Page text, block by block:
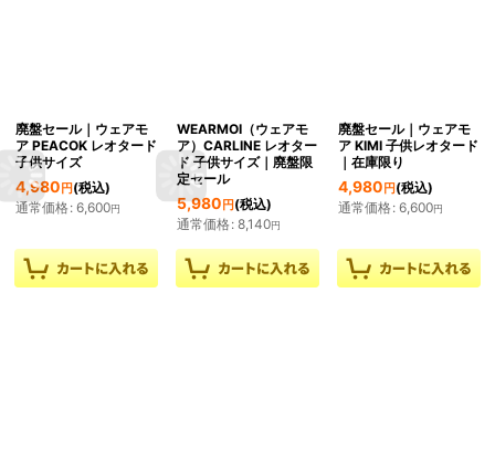
廃盤セール｜ウェアモ
ア PEACOK レオタード
子供サイズ
4,980 円 (税込)
通常価格: 6,600円
WEARMOI（ウェアモ
ア）CARLINE レオター
ド 子供サイズ｜廃盤限
定セール
5,980 円(税込)
通常価格: 8,140円
廃盤セール｜ウェアモ
ア KIMI 子供レオタード
｜在庫限り
4,980 円(税込)
通常価格: 6,600円